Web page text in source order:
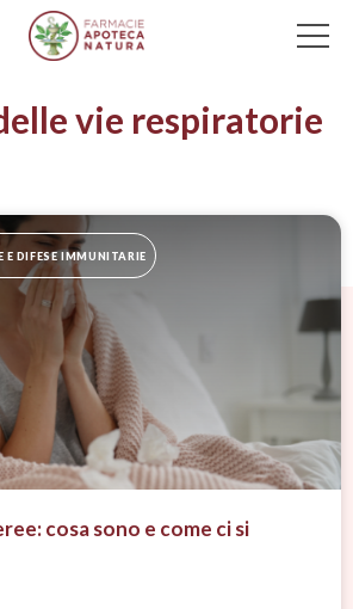
vie respiratorie
E DIFESE IMMUNITARIE
cosa sono e come ci si